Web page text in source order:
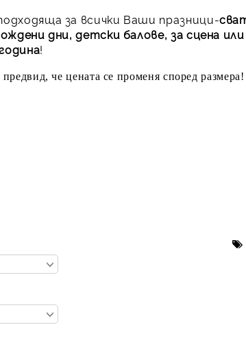
за всички Ваши празници-
дни, детски балове, за сцена или
!
че цената се променя според размера!